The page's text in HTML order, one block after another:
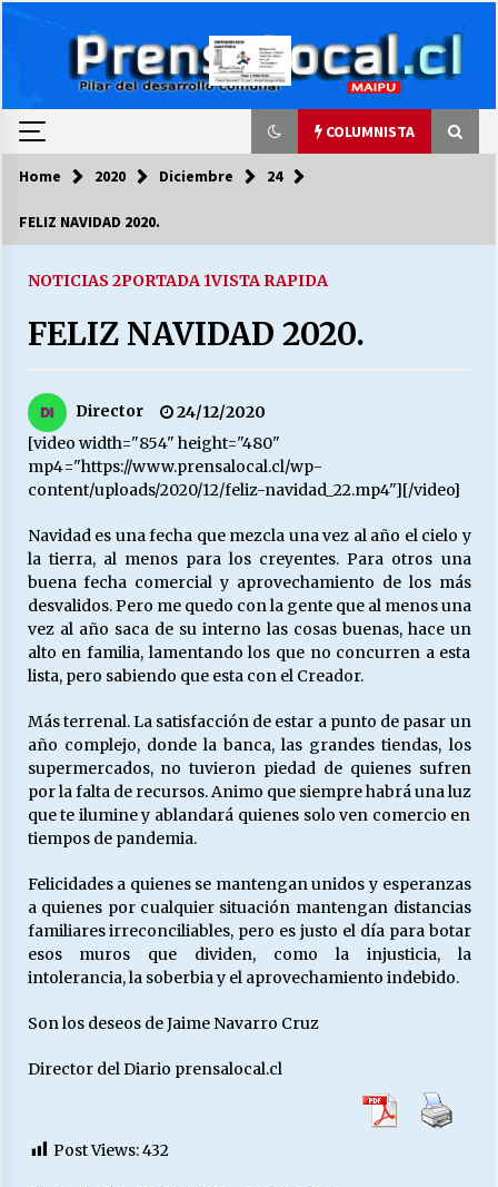
COLUMNISTA
COLUMNISTA
cuándo van a bajar?
28/07/2026
“ORGULLOSOS DE SER DC” SALUDA EL
CUMPLEAÑOS 69
27/07/2026
MUNICIPALIDAD, TRABAJADORES, CLIMA
LABORAL:
13/07/2026
Escuela hospitalaria El Carmen de Maipu.
25/06/2026
¿Qué habrían dicho?
23/06/2026
16/06/2026
MUNICIPALIDADES, HONORARIOS, DESPIDOS
28/05/2026
Releyendo la Rerum Novarum a 135 años. “La
Home 2020 Diciembre 24
FELIZ NAVIDAD 2020.
NOTICIAS 2PORTADA 1VISTA RAPIDA
FELIZ NAVIDAD 2020.
Director
24/12/2020
[video width="854" height="480"
mp4="https://www.prensalocal.cl/wp-
content/uploads/2020/12/feliz-navidad_22.mp4"][/video]
Navidad es una fecha que mezcla una vez al año el cielo y
la tierra, al menos para los creyentes. Para otros una
buena fecha comercial y aprovechamiento de los más
desvalidos. Pero me quedo con la gente que al menos una
vez al año saca de su interno las cosas buenas, hace un
alto en familia, lamentando los que no concurren a esta
lista, pero sabiendo que esta con el Creador.
Más terrenal. La satisfacción de estar a punto de pasar un
año complejo, donde la banca, las grandes tiendas, los
supermercados, no tuvieron piedad de quienes sufren
por la falta de recursos. Animo que siempre habrá una luz
que te ilumine y ablandará quienes solo ven comercio en
tiempos de pandemia.
Felicidades a quienes se mantengan unidos y esperanzas
a quienes por cualquier situación mantengan distancias
familiares irreconciliables, pero es justo el día para botar
esos muros que dividen, como la injusticia, la
intolerancia, la soberbia y el aprovechamiento indebido.
Son los deseos de Jaime Navarro Cruz
Director del Diario prensalocal.cl
Post Views:432